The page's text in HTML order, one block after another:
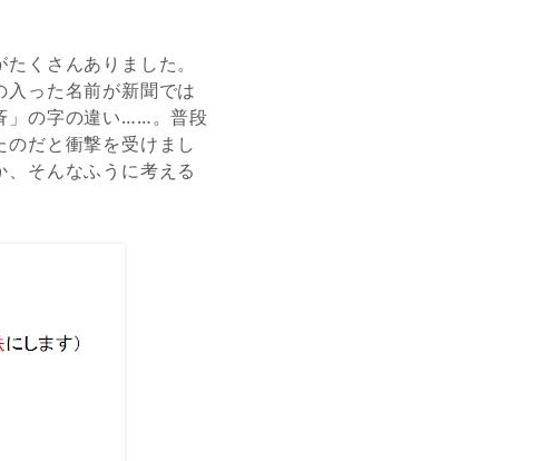
くさんありました。
った名前が新聞では
」の字の違い……。普段
だと衝撃を受けまし
そんなふうに考える